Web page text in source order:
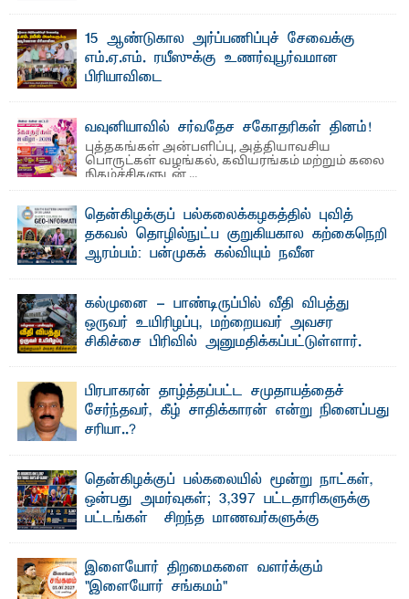
ஜே. எப். காமிலா பேகம்- இ லங்கை அரசாங்கம் அரசுசாரா
அமைப்புகள் (NGO) தொடர்பான புதிய சட்டமூலத்தை ...
15 ஆண்டுகால அர்ப்பணிப்புச் சேவைக்கு
எம்.ஏ.எம். ரயீஸுக்கு உணர்வுபூர்வமான
பிரியாவிடை
வவுனியாவில் சர்வதேச சகோதரிகள் தினம்!
புத்தகங்கள் அன்பளிப்பு, அத்தியாவசிய
பொருட்கள் வழங்கல், கவியரங்கம் மற்றும் கலை
நிகழ்ச்சிகளுடன் ...
தென்கிழக்குப் பல்கலைக்கழகத்தில் புவித்
தகவல் தொழில்நுட்ப குறுகியகால கற்கைநெறி
ஆரம்பம்: பன்முகக் கல்வியும் நவீன
பேராசிரியர் எம். எம். பாஸில்
தெ ன்கிழக்குப் பல்கலைக்கழகத்தின் கலை மற்றும் கலாசார
பீடத்தின் புவியியல் துறையினால் ...
கல்முனை - பாண்டிருப்பில் வீதி விபத்து
ஒருவர் உயிரிழப்பு, மற்றையவர் அவசர
சிகிச்சை பிரிவில் அனுமதிக்கப்பட்டுள்ளார்.
பாண்டிருப்பு ...பிரபாகரன் தாழ்த்தப்பட்ட சமுதாயத்தைச்
சேர்ந்தவர், கீழ் சாதிக்காரன் என்று நினைப்பது
சரியா..?
தென்கிழக்குப் பல்கலையில் மூன்று நாட்கள்,
ஒன்பது அமர்வுகள்; 3,397 பட்டதாரிகளுக்கு
பட்டங்கள் – சிறந்த மாணவர்களுக்கு
மற்றும் சிறப்புப் பரிசுகள்
எம்.வை. அமீர்- ஒ லுவிலில் அமைந்துள்ள தென்கிழக்குப்
பல்கலைக்கழகத்தின் 18ஆவது பொதுப் பட்டமளிப்பு விழா ...
இளையோர் திறமைகளை வளர்க்கும்
"இளையோர் சங்கமம்"